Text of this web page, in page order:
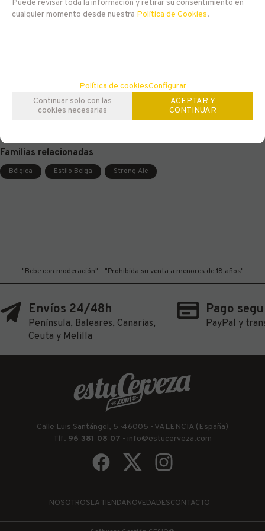
unidades
AÑADIR A CESTA
Familias relacionadas
Bélgica Estilo Belga Strong Ale
"Bebe con moderación" - "Prohibida su venta a menores de 18 años"
Envíos 24/48h
Península, Baleares, Canarias,
Ceuta y Melilla
Pago
PayPal y
Calle Luis Santángel, 5 · 46005 - VALENCIA (España)
Tlf. 96 381 08 07 - info@estucerveza.com
NOSOTROSLA TIENDANOVEDADESCONTACTO
Puede revisar toda la información y retirar su consentimiento en
cualquier momento desde nuestra Política de Cookies.
Política de cookiesConfigurar
Continuar solo con las
cookies necesarias
ACEPTAR Y
CONTINUAR